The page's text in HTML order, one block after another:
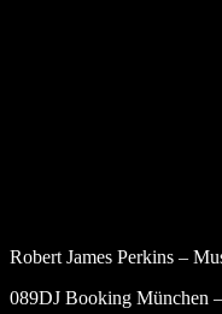
Robert James Perkins –
089DJ Booking München